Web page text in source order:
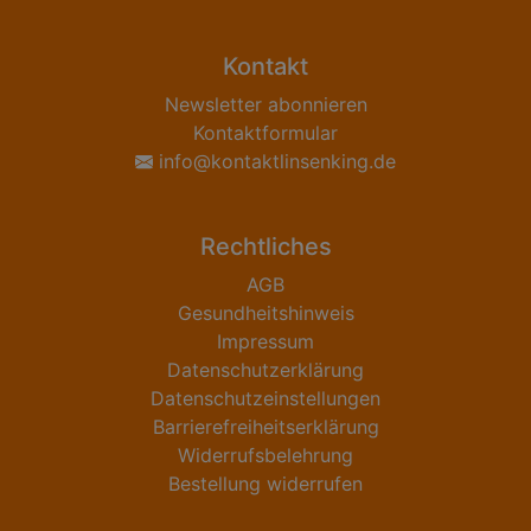
Kontakt
Newsletter abonnieren
Kontaktformular
info@kontaktlinsenking.de
Rechtliches
AGB
Gesundheitshinweis
Impressum
Datenschutzerklärung
Datenschutzeinstellungen
Barrierefreiheitserklärung
Widerrufsbelehrung
Bestellung widerrufen